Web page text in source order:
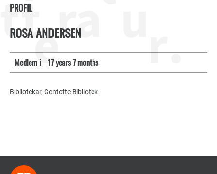
PROFIL
ROSA ANDERSEN
Medlem i 17 years 7 months
Bibliotekar, Gentofte Bibliotek